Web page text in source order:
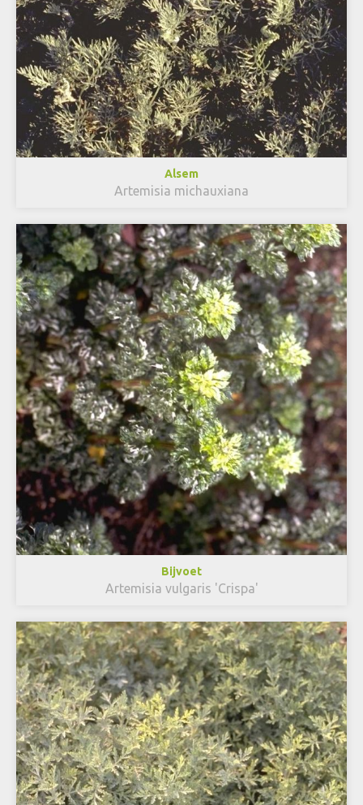
Alsem
Artemisia michauxiana
Bijvoet
Artemisia vulgaris 'Crispa'